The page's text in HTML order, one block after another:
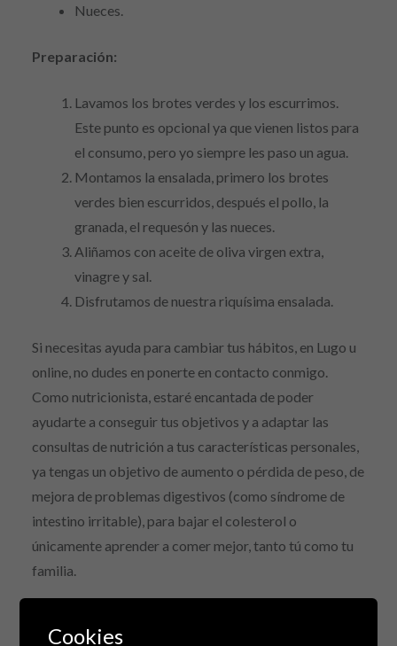
Nueces.
Preparación:
Lavamos los brotes verdes y los escurrimos.
Este punto es opcional ya que vienen listos para
el consumo, pero yo siempre les paso un agua.
Montamos la ensalada, primero los brotes
verdes bien escurridos, después el pollo, la
granada, el requesón y las nueces.
Aliñamos con aceite de oliva virgen extra,
vinagre y sal.
Disfrutamos de nuestra riquísima ensalada.
Si necesitas ayuda para cambiar tus hábitos, en Lugo u
online, no dudes en ponerte en contacto conmigo.
Como nutricionista, estaré encantada de poder
ayudarte a conseguir tus objetivos y a adaptar las
consultas de nutrición a tus características personales,
ya tengas un objetivo de aumento o pérdida de peso, de
mejora de problemas digestivos (como síndrome de
intestino irritable), para bajar el colesterol o
únicamente aprender a comer mejor, tanto tú como tu
familia.
Cookies